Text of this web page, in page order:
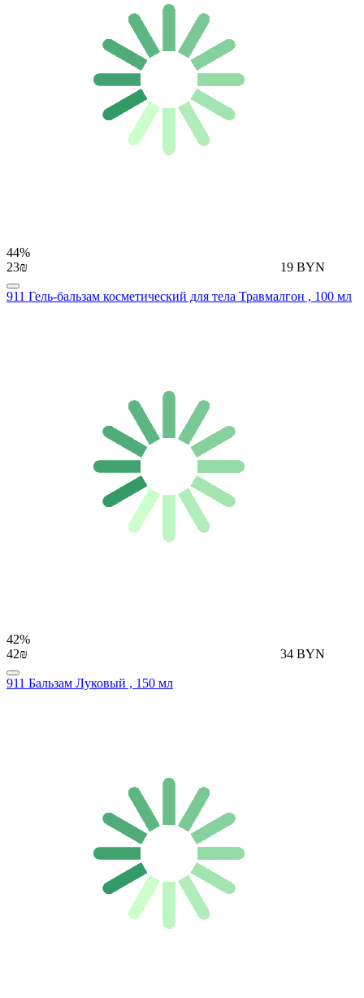
44%
23₪
19 BYN
911 Гель-бальзам косметический для тела Травмалгон , 100 мл
42%
42₪
34 BYN
911 Бальзам Луковый , 150 мл